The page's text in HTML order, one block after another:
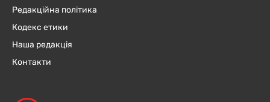
Редакційна політика
Кодекс етики
Наша редакція
Контакти